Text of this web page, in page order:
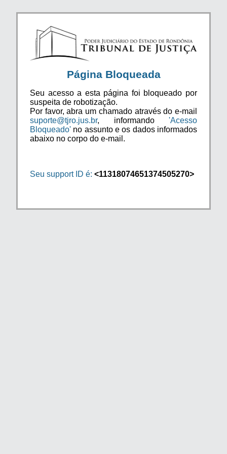
Página Bloqueada
Seu acesso a esta página foi bloqueado por
suspeita de robotização.
Por favor, abra um chamado através do e-mail
suporte@tjro.jus.br, informando 'Acesso
Bloqueado' no assunto e os dados informados
abaixo no corpo do e-mail.
Seu support ID é: <11318074651374505270>